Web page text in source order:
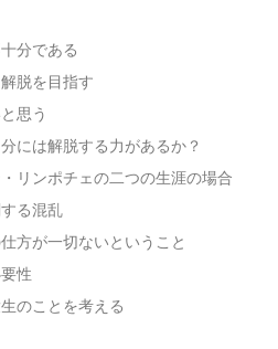
分である
脱を目指す
思う
には解脱する力があるか？
リンポチェの二つの生涯の場合
る混乱
方が一切ないということ
性
のことを考える